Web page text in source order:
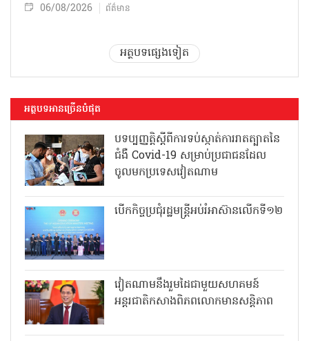
06/08/2026 ព័ត៌មាន
អត្ថបទផ្សេងទៀត
អត្ថបទអានច្រើនបំផុត
បទប្បញ្ញត្តិស្តីពីការទប់ស្កាត់ការរាតត្បាតនៃ
ជំងឺ Covid-19 សម្រាប់ប្រជាជនដែល
ចូលមកប្រទេសវៀតណាម
បើកកិច្ចប្រជុំរដ្ឋមន្ត្រីអប់រំអាស៊ានលើកទី១២
វៀតណាមនឹងរួមដៃជាមួយសហគមន៍
អន្តរជាតិកសាងពិភពលោកមានសន្តិភាព